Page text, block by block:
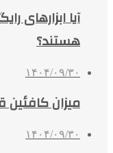
آیا ابزارهای
هستند؟
۱۴۰۴/۰۹/۳۰
میزان
۱۴۰۴/۰۹/۳۰